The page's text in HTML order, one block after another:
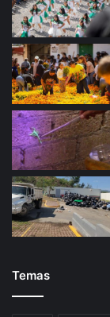
Temas